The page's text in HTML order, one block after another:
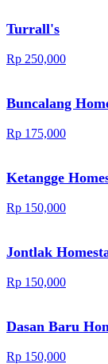
Turrall's
Rp 250,000
Buncalang
Rp 175,000
Ketangge
Rp 150,000
Jontlak
Rp 150,000
Dasan Baru
Rp 150,000